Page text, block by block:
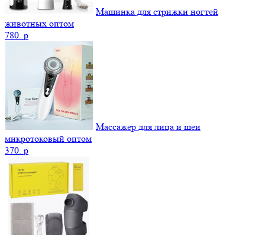
Машинка для стрижки ногтей
животных оптом
780. p
Массажер для лица и шеи
микротоковый оптом
370. p